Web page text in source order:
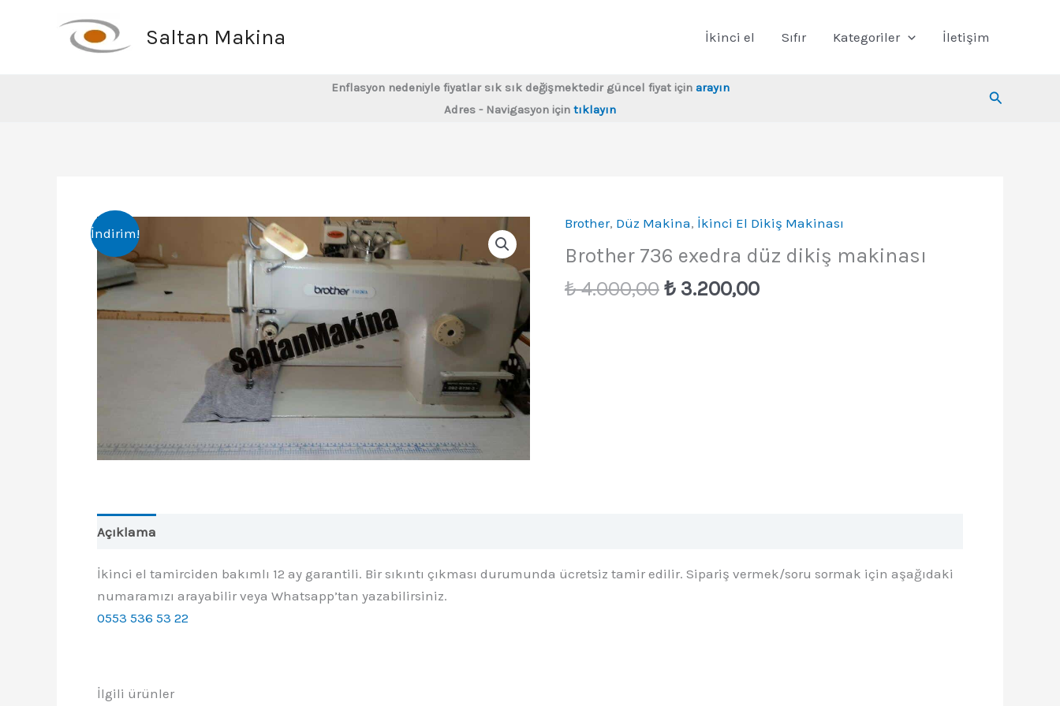
Saltan Makina İkinci el Sıfır Kategoriler İletişim
Enflasyon nedeniyle fiyatlar sık sık değişmektedir güncel fiyat için arayın
Adres - Navigasyon için tıklayın
Arama
İndirim!
Brother, Düz Makina, İkinci El Dikiş Makinası
Brother 736 exedra düz dikiş makinası
₺4.000,00 Orijinal
₺3.200,00Şu
Açıklama
İkinci el tamirciden bakımlı 12 ay garantili. Bir sıkıntı çıkması durumunda ücretsiz tamir edilir. Sipariş vermek/soru sormak için aşağıdaki
numaramızı arayabilir veya Whatsapp’tan yazabilirsiniz.
0553 536 53 22
İlgili ürünler